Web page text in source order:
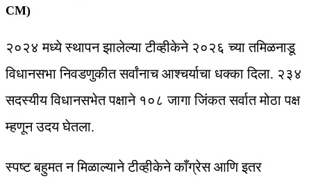
CM)
२०२४ मध्ये स्थापन झालेल्या टीव्हीकेने २०२६ च्या तमिळनाडू
विधानसभा निवडणुकीत सर्वांनाच आश्चर्याचा धक्का दिला. २३४
सदस्यीय विधानसभेत पक्षाने १०८ जागा जिंकत सर्वात मोठा पक्ष
म्हणून उदय घेतला.
स्पष्ट बहुमत न मिळाल्याने टीव्हीकेने काँग्रेस आणि इतर